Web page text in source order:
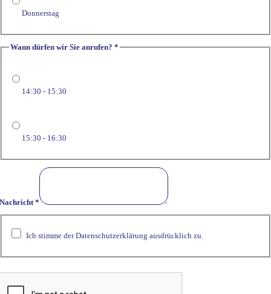
Donnerstag
FeldWann dürfen wir Sie anrufen?*
14:30 - 15:30
15:30 - 16:30
Nachricht*
Ich stimme der Datenschutzerklärung ausdrücklich zu.